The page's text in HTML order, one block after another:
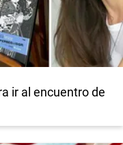
ir al encuentro de